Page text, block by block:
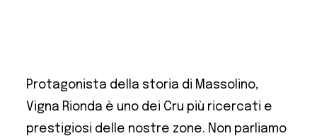
Protagonista della storia di Massolino,
Vigna Rionda è uno dei Cru più ricercati e
prestigiosi delle nostre zone. Non parliamo